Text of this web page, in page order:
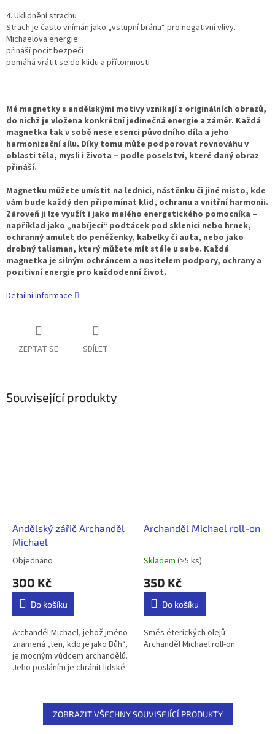
4. Uklidnění strachu
Strach je často vnímán jako „vstupní brána“ pro negativní vlivy.
Michaelova energie:
přináší pocit bezpečí
pomáhá vrátit se do klidu a přítomnosti
Mé magnetky s andělskými motivy vznikají z originálních obrazů,
do nichž je vložena konkrétní jedinečná energie a záměr. Každá
magnetka tak v sobě nese esenci původního díla a jeho
harmonizační sílu. Díky tomu může podporovat rovnováhu v
oblasti těla, mysli i života – podle poselství, které daný obraz
přináší.
Magnetku můžete umístit na lednici, nástěnku či jiné místo, kde
vám bude každý den připomínat klid, ochranu a vnitřní harmonii.
Zároveň ji lze využít i jako malého energetického pomocníka –
například jako „nabíjecí“ podtácek pod sklenici nebo hrnek,
ochranný amulet do peněženky, kabelky či auta, nebo jako
drobný talisman, který můžete mít stále u sebe. Každá
magnetka je silným ochráncem a nositelem podpory, ochrany a
pozitivní energie pro každodenní život.
Detailní informace
ZEPTAT SE SDÍLET
Související produkty
Andělský zářič Archanděl
Michael
Průměrné
produktu
5,0
5
hvězdiček.
Objednáno
300 Kč
Do košíku
Archanděl Michael, jehož jméno
znamená „ten, kdo je jako Bůh“,
je mocným vůdcem archandělů.
Jeho posláním je chránit lidské
Archanděl Michael roll-on
Průměrné
produktu
5,0
5
hvězdiček.
Skladem (>5 ks)
350 Kč
Do košíku
Směs éterických olejů
Archanděl Michael roll-on
ZOBRAZIT VŠECHNY SOUVISEJÍCÍ PRODUKTY